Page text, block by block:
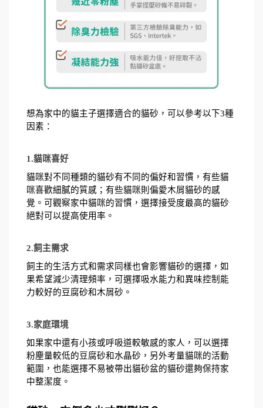
想為家中的貓主子選擇適合的貓砂，可以參考以下3種
因素：
1.貓咪喜好
貓咪對不同種類的貓砂有不同的偏好和習慣，有些貓
咪喜歡細膩的質感；有些貓咪則偏愛木屑貓砂的感
覺。可觀察家中貓咪的習慣，選擇接受度最高的貓砂
絕對可以提高使用率。
2.飼主需求
飼主的生活方式和需求同樣也會影響貓砂的選擇，如
果希望減少清理頻率，可選擇吸水能力和異味控制能
力較好的豆腐砂和木屑砂。
3.家庭環境
如果家中還有小孩或呼吸道較敏感的家人，可以選擇
粉塵量較低的豆腐砂和水晶砂，另外考量貓咪的活動
範圍，也能選擇不易被帶出貓砂盆的貓砂還夠保持家
中整潔度。